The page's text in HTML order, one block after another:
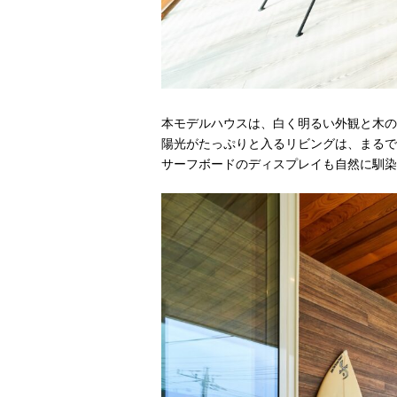
本モデルハウスは、白く明るい外観と木
陽光がたっぷりと入るリビングは、まる
サーフボードのディスプレイも自然に馴